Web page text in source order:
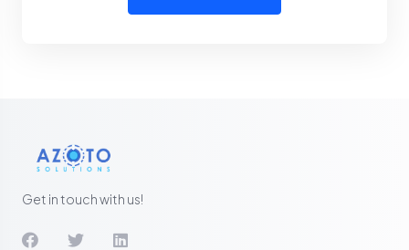
Get in touch with us!